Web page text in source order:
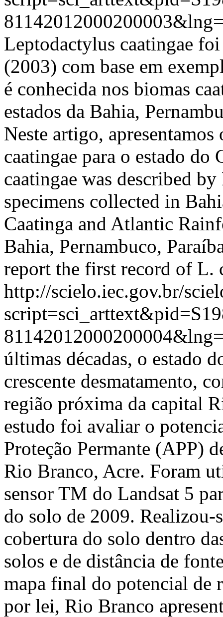
Leptodactylus caatingae
(2003) com base em
é conhecida nos biomas
estados da Bahia,
Neste artigo,
caatingae para o estado
caatingae was described
specimens collected in
Caatinga and Atlantic
Bahia, Pernambuco,
report the first record of L.
http://scielo.iec.gov.br/
últimas décadas, o estado
crescente desmatamento,
região próxima da capital
estudo foi avaliar o
Proteção Permante (APP)
Rio Branco, Acre. Foram
sensor TM do Landsat 5
do solo de 2009. Realizou-
cobertura do solo dentro
solos e de distância de
mapa final do potencial de
por lei, Rio Branco